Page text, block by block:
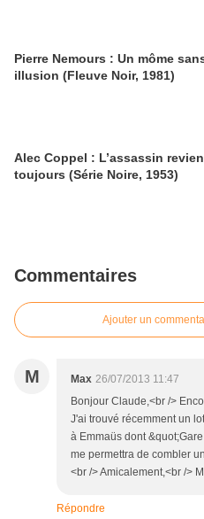
Pierre Nemours : Un môme
illusion (Fleuve Noir, 1981)
Alec Coppel : L’assassin
toujours (Série Noire, 1953)
Commentaires
Ajouter un
M Max 26/07/2013 11:47
Bonjour Claude,<br />
J'ai trouvé récemment un
à Emmaüs dont
me permettra de combler
<br /> Amicalement,<br />
Répondre